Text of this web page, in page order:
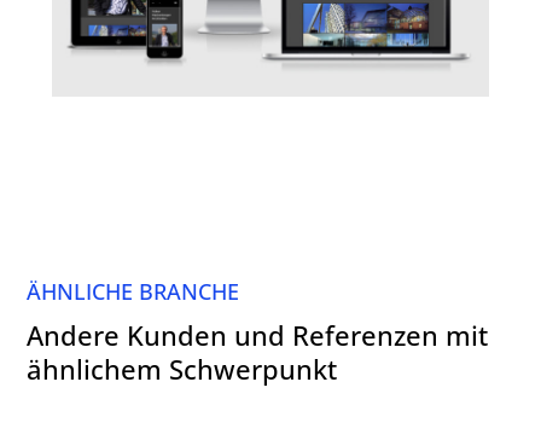
ÄHNLICHE BRANCHE
Andere Kunden und Referenzen mit
ähnlichem Schwerpunkt